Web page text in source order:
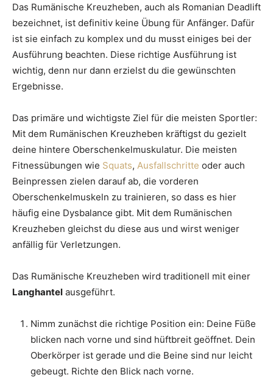
Das Rumänische Kreuzheben, auch als Romanian Deadlift
bezeichnet, ist definitiv keine Übung für Anfänger. Dafür
ist sie einfach zu komplex und du musst einiges bei der
Ausführung beachten. Diese richtige Ausführung ist
wichtig, denn nur dann erzielst du die gewünschten
Ergebnisse.
Das primäre und wichtigste Ziel für die meisten Sportler:
Mit dem Rumänischen Kreuzheben kräftigst du gezielt
deine hintere Oberschenkelmuskulatur. Die meisten
Fitnessübungen wie Squats, Ausfallschritte oder auch
Beinpressen zielen darauf ab, die vorderen
Oberschenkelmuskeln zu trainieren, so dass es hier
häufig eine Dysbalance gibt. Mit dem Rumänischen
Kreuzheben gleichst du diese aus und wirst weniger
anfällig für Verletzungen.
Das Rumänische Kreuzheben wird traditionell mit einer
Langhantel ausgeführt.
Nimm zunächst die richtige Position ein: Deine Füße
blicken nach vorne und sind hüftbreit geöffnet. Dein
Oberkörper ist gerade und die Beine sind nur leicht
gebeugt. Richte den Blick nach vorne.